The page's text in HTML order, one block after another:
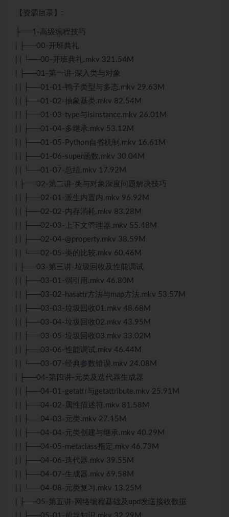
【资源目录】:
├──1-高级编程技巧
| ├──00-开班典礼
| | └──00-开班典礼.mkv 321.54M
| ├──01-第一讲-深入类与对象
| | ├──01-01-鸭子类型与多态.mkv 29.63M
| | ├──01-02-抽象基类.mkv 82.54M
| | ├──01-03-type与isinstance.mkv 26.01M
| | ├──01-04-多继承.mkv 53.12M
| | ├──01-05- Python 自省机制.mkv 16.61M
| | ├──01-06-super函数.mkv 30.04M
| | └──01-07-总结.mkv 17.92M
| ├──02-第二讲-类与对象深度问题解决技巧
| | ├──02-01-派生内置内.mkv 96.92M
| | ├──02-02-内存消耗.mkv 83.28M
| | ├──02-03-上下文管理器.mkv 55.48M
| | ├──02-04-@property.mkv 38.59M
| | └──02-05-类的比较.mkv 60.46M
| ├──03-第三讲-垃圾回收及性能调试
| | ├──03-01-弱引用.mkv 46.80M
| | ├──03-02-hasattr方法与map方法.mkv 53.57M
| | ├──03-03-垃圾回收01.mkv 48.68M
| | ├──03-04-垃圾回收02.mkv 43.95M
| | ├──03-05-垃圾回收03.mkv 33.02M
| | ├──03-06-性能调试.mkv 46.44M
| | └──03-07-经典参数错误.mkv 24.08M
| ├──04-第四讲-元类及迭代器生成器
| | ├──04-01-getattr与getattribute.mkv 25.91M
| | ├──04-02-属性描述符.mkv 81.58M
| | ├──04-03-元类.mkv 27.15M
| | ├──04-04-元类创建与继承.mkv 40.29M
| | ├──04-05-metaclass指定.mkv 46.73M
| | ├──04-06-迭代器.mkv 39.55M
| | ├──04-07-生成器.mkv 69.58M
| | └──04-08-元类复习.mkv 13.25M
| ├──05-第五讲-网络编程基础及upd发送接收数据